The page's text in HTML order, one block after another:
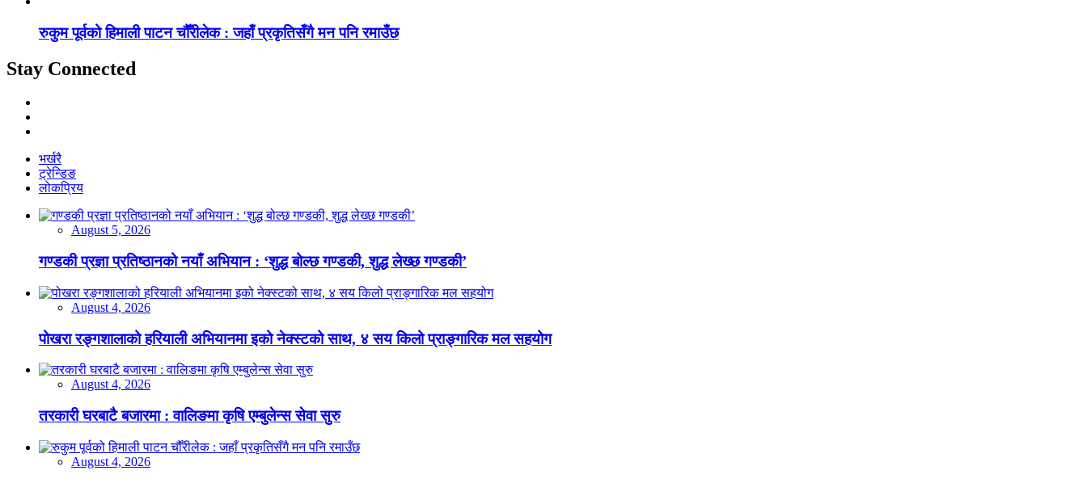
रुकुम पूर्वको हिमाली पाटन चौँरीलेक : जहाँ प्रकृतिसँगै मन पनि रमाउँछ
Stay Connected
भर्खरै
ट्रेन्डिङ
लोकप्रिय
August 5, 2026
गण्डकी प्रज्ञा प्रतिष्ठानको नयाँ अभियान : ‘शुद्ध बोल्छ गण्डकी, शुद्ध लेख्छ गण्डकी’
August 4, 2026
पोखरा रङ्गशालाको हरियाली अभियानमा इको नेक्स्टको साथ, ४ सय किलो प्राङ्गारिक मल सहयोग
August 4, 2026
तरकारी घरबाटै बजारमा : वालिङमा कृषि एम्बुलेन्स सेवा सुरु
August 4, 2026